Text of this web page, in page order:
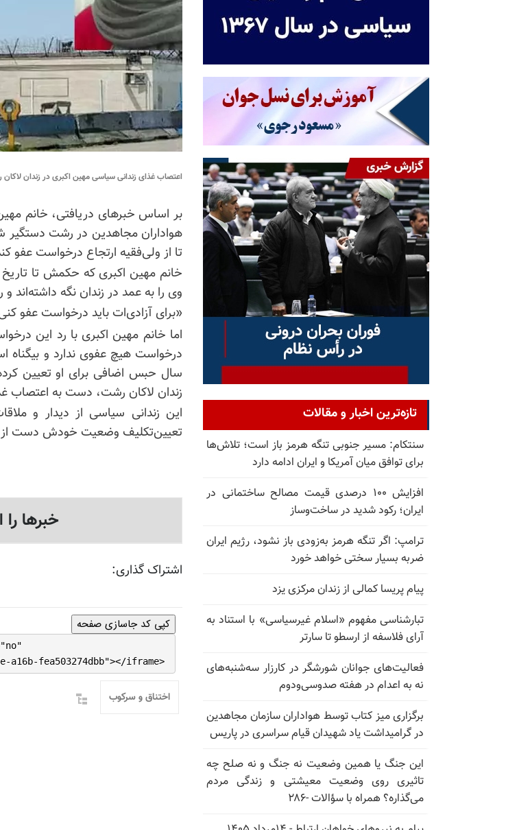
اعتصاب غذای زندانی سیاسی مهین اکبری در زندان
بر اساس خبرهای دریافتی، خانم
هواداران مجاهدین در رشت دستگیر
تا از ولی‌فقیه ارتجاع درخواست عفو
وی را به عمد در زندان نگه
«برای آزادی‌ات باید درخواست عفو
اما خانم مهین اکبری با رد این
زندان لاکان رشت، دست به اعتصاب غذا زده است و
این زندانی سیاسی از دیدار و
تعیین‌تکلیف وضعیت خودش دست از
خبرها
اشتراک گذاری:
کپی کد جاسازی صفحه
fea503274dbb"></iframe>
اختناق و سرکوب
تازه‌ترین اخبار و مقالات
سنتکام: مسیر جنوبی تنگه هرمز باز است؛ تلاش‌ها
برای توافق میان آمریکا و ایران ادامه دارد
افزایش ۱۰۰ درصدی قیمت مصالح ساختمانی در
ایران؛ رکود شدید در ساخت‌وساز
ترامپ: اگر تنگه هرمز به‌زودی باز نشود، رژیم ایران
ضربه بسیار سختی خواهد خورد
پیام پریسا کمالی از زندان مرکزی یزد
تبارشناسی مفهوم «اسلام غیرسیاسی» با استناد به
آرای فلاسفه از ارسطو تا سارتر
فعالیت‌های جوانان شورشگر در کارزار سه‌شنبه‌های
نه به اعدام در هفته صدوسی‌و‌دوم
برگزاری میز کتاب توسط هواداران سازمان مجاهدین
در گرامیداشت یاد شهیدان قیام سراسری در پاریس
این جنگ یا همین وضعیت نه جنگ و نه صلح چه
تاثیری روی وضعیت معیشتی و زندگی مردم
می‌گذاره؟ همراه با سؤالات -۲۸۶